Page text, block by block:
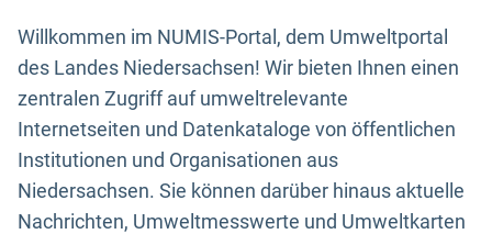
Willkommen im NUMIS-Portal, dem Umweltportal
des Landes Niedersachsen! Wir bieten Ihnen einen
zentralen Zugriff auf umweltrelevante
Internetseiten und Datenkataloge von öffentlichen
Institutionen und Organisationen aus
Niedersachsen. Sie können darüber hinaus aktuelle
Nachrichten, Umweltmesswerte und Umweltkarten